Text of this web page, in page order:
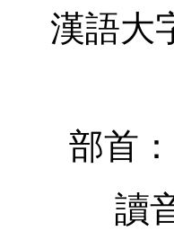
漢語大
部首：
讀